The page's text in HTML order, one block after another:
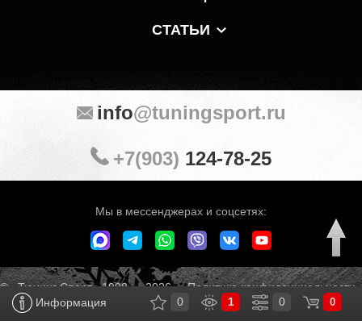
СТАТЬИ
Мы в мессенджерах и соцсетях:
info@tuningsport.ru
+7(903) 124-78-25
© «Тюнинг Спорт» 1998 — 2026Политика конфиденциальности
Обработка персональных данных
Информация 0
0
1
0